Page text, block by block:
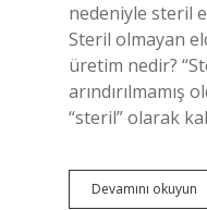
nedeniyle steril
Steril olmayan
üretim nedir?
“steril” olarak
Devamını okuyun